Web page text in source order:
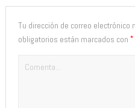
Tu dirección de correo electrónico
obligatorios están marcados con *